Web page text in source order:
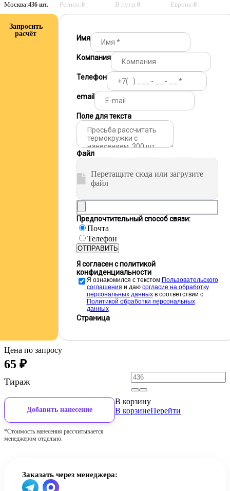
Москва:436 шт. Регион:0 В пути:0 Европа:0
Запросить
расчёт
Имя
Компания
Телефон
email
Поле для текста
Файл
Перетащите сюда или загрузите
файл
Предпочтительный способ связи:
Почта
Телефон
ОТПРАВИТЬ
Я согласен с политикой
конфиденциальности
Я ознакомился с текстом Пользовательского
соглашения и даю cогласие на обработку
персональных данныхв соответствии с
Политикой обработки персональных
данных
Страница
Цена по запросу
65 ₽
Тираж
Добавить нанесение
*Стоимость нанесения рассчитывается
менеджером отдельно.
В корзину
В корзинеПерейти
Заказать через менеджера: